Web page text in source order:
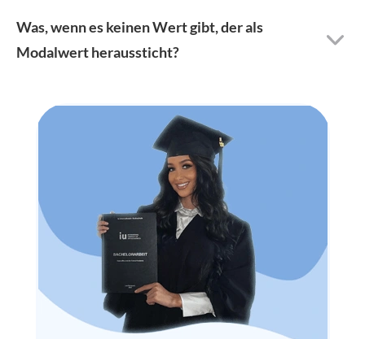
Was, wenn es keinen Wert gibt, der als
Modalwert heraussticht?